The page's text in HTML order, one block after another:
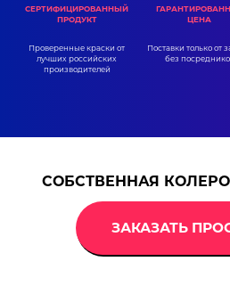
СЕРТИФИЦИРОВАННЫЙ
ПРОДУКТ
Проверенные краски от
лучших российских
производителей
ЦЕНА
Поставки только от
без
СОБСТВЕННАЯ
ЗАКАЗАТЬ